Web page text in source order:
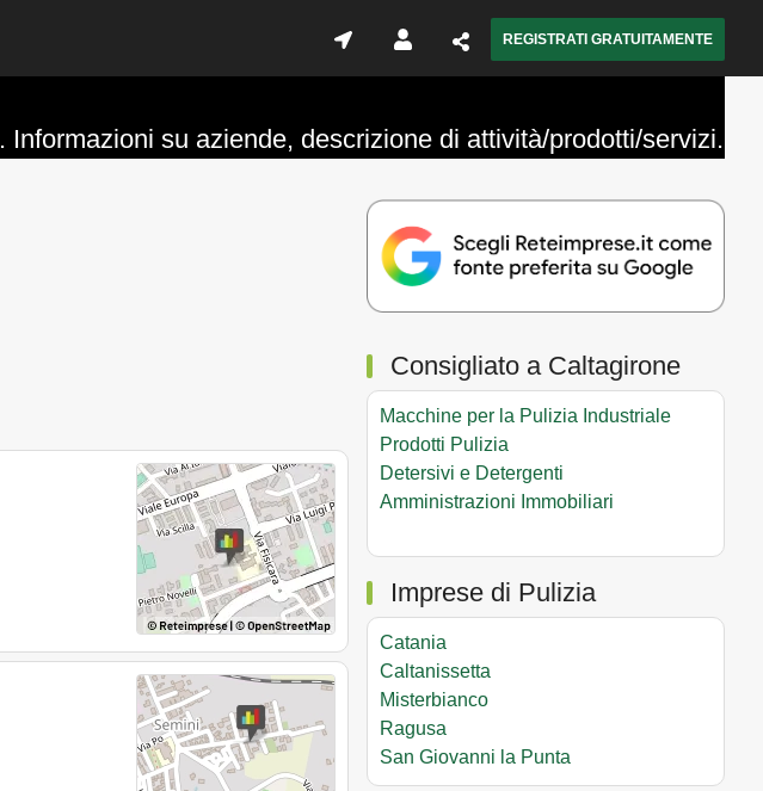
REGISTRATI GRATUITAMENTE
. Informazioni su aziende, descrizione di attività/prodotti/servizi.
Consigliato a Caltagirone
Macchine per la Pulizia Industriale
Prodotti Pulizia
Detersivi e Detergenti
Amministrazioni Immobiliari
Imprese di Pulizia
Catania
Caltanissetta
Misterbianco
Ragusa
San Giovanni la Punta